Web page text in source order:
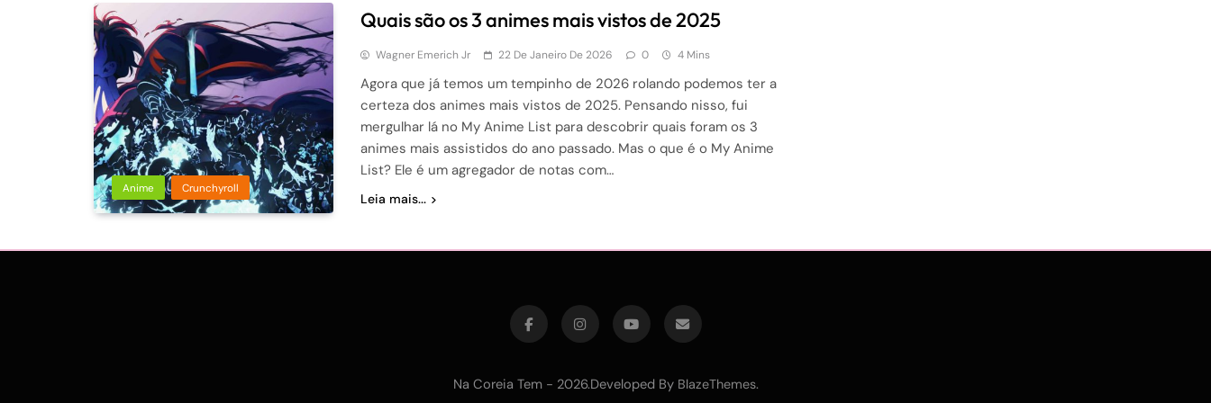
Anime Crunchyroll
Quais são os 3 animes mais vistos de 2025
Wagner Emerich Jr 22 De Janeiro De 2026 0 4 Mins
Agora que já temos um tempinho de 2026 rolando podemos ter a
certeza dos animes mais vistos de 2025. Pensando nisso, fui
mergulhar lá no My Anime List para descobrir quais foram os 3
animes mais assistidos do ano passado. Mas o que é o My Anime
List? Ele é um agregador de notas com…
Leia mais...
Na Coreia Tem - 2026.Developed By BlazeThemes.